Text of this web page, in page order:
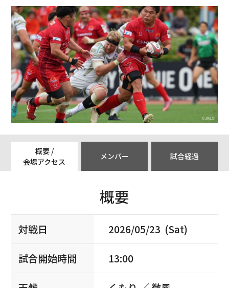
概要 /
会場アクセス
メンバー 試合経過
概要
対戦日 2026/05/23 (Sat)
試合開始時間 13:00